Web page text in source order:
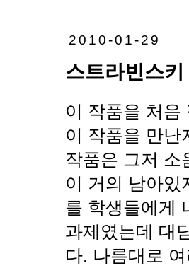
2010-01-29
스트라빈스
이 작품을 처음
이 작품을 만난
작품은 그저 소
이 거의 남아있
를 학생들에게
과제였는데 대
다. 나름대로